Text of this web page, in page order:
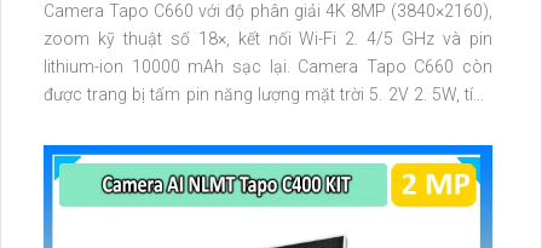
Camera Tapo C660 với độ phân giải 4K 8MP (3840×2160),
zoom kỹ thuật số 18×, kết nối Wi-Fi 2. 4/5 GHz và pin
lithium-ion 10000 mAh sạc lại. Camera Tapo C660 còn
được trang bị tấm pin năng lượng mặt trời 5. 2V 2. 5W, tích
microSD tối đa 512 GB